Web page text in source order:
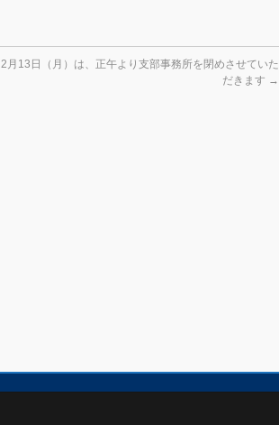
2月13日（月）は、正午より支部事務所を閉めさせていた
だきます →